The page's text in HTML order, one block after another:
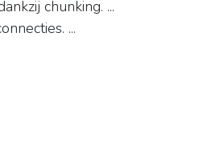
chunking. ...
...